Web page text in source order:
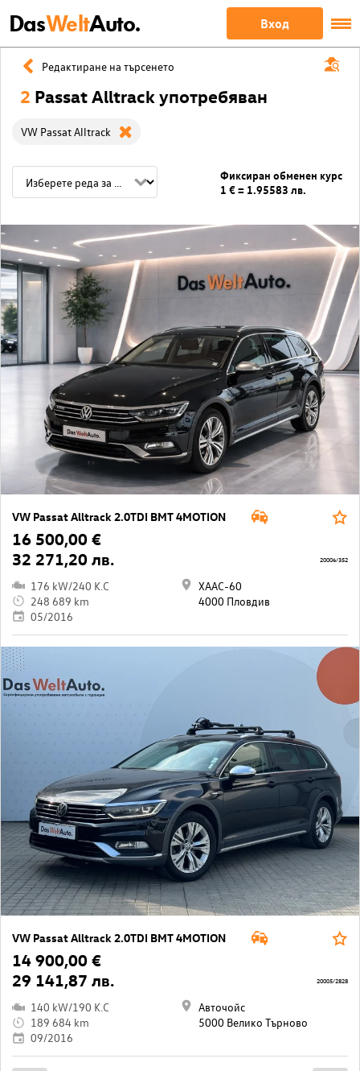
DasWeltAuto. Вход
Редактиране на търсенето
2 Passat Alltrack употребяван
VW Passat Alltrack
Фиксиран обменен курс
1 € = 1.95583 лв.
VW Passat Alltrack 2.0TDI BMT 4MOTION
16 500,00 €
32 271,20 лв.
176 kW/240 K.C
248 689 km
05/2016
ХААС-60
4000 Пловдив
20006/352
VW Passat Alltrack 2.0TDI BMT 4MOTION
14 900,00 €
29 141,87 лв.
140 kW/190 K.C
189 684 km
09/2016
Авточойс
5000 Велико Търново
20005/2828